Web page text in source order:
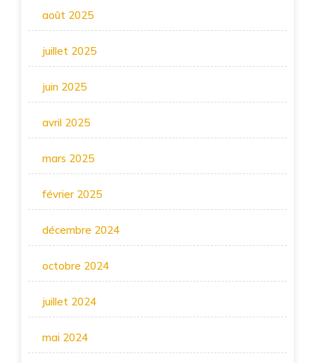
août 2025
juillet 2025
juin 2025
avril 2025
mars 2025
février 2025
décembre 2024
octobre 2024
juillet 2024
mai 2024